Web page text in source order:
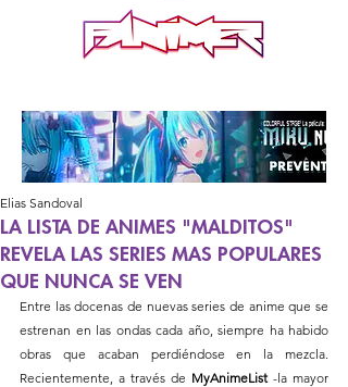
LA LISTA DE ANIMES "MALDITOS"
REVELA LAS SERIES MAS POPULARES
QUE NUNCA SE VEN
Elias Sandoval
Entre las docenas de nuevas series de anime que se
estrenan en las ondas cada año, siempre ha habido
obras que acaban perdiéndose en la mezcla.
Recientemente, a través de MyAnimeList -la mayor